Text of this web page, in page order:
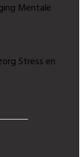
Mentale
Stress en